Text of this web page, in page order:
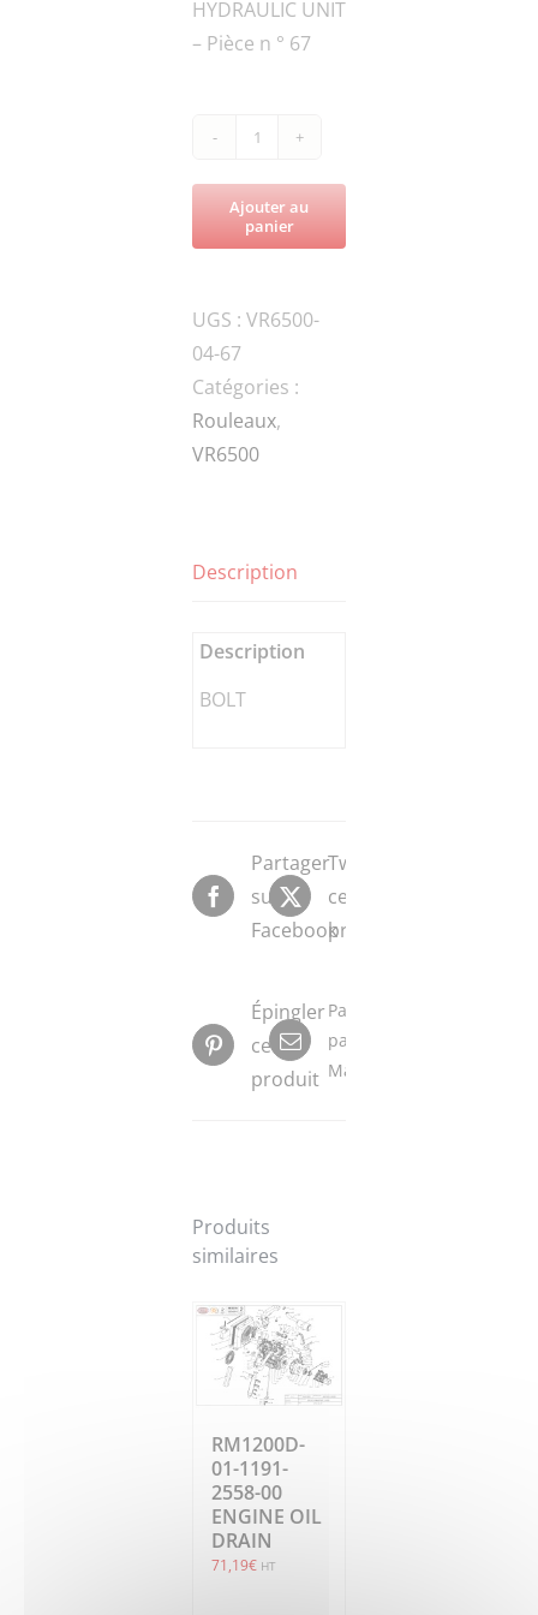
HYDRAULIC UNIT
– Pièce n ° 67
de
VR6500-
ROL650-
Ajouter au
panier
UGS : VR6500-
04-67
Catégories :
Rouleaux,
VR6500
Description
Description
BOLT
Partager
sur
Facebook
Tweeter
ce
produit
Épingler
ce
produit
Partager
par
Mail
Produits
similaires
RM1200D-
01-1191-
2558-00
ENGINE OIL
DRAIN
71,19€ HT